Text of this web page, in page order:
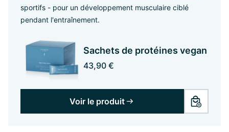
sportifs - pour un développement musculaire ciblé
pendant l'entraînement.
Sachets de protéines vegan
43,90 €
Voir le produit